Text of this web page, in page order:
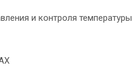
и контроля температуры